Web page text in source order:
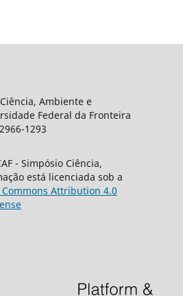
Ambiente e
Federal da Fronteira
1293
- Simpósio Ciência,
está licenciada sob a
Commons Attribution 4.0